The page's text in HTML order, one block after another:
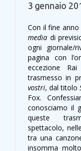
3 gennaio
Con il fine
media di
ogni giornale/
pagina con
eccezione
trasmesso in
vostri, dal titolo
Fox.
conosciamo il
queste
spettacolo,
tra una
insomma molto